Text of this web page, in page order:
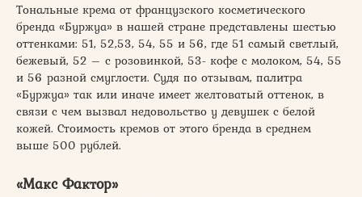
Тональные крема от французского косметического
бренда «Буржуа» в нашей стране представлены шестью
оттенками: 51, 52,53, 54, 55 и 56, где 51 самый светлый,
бежевый, 52 – с розовинкой, 53- кофе с молоком, 54, 55
и 56 разной смуглости. Судя по отзывам, палитра
«Буржуа» так или иначе имеет желтоватый оттенок, в
связи с чем вызвал недовольство у девушек с белой
кожей. Стоимость кремов от этого бренда в среднем
выше 500 рублей.
«Макс Фактор»